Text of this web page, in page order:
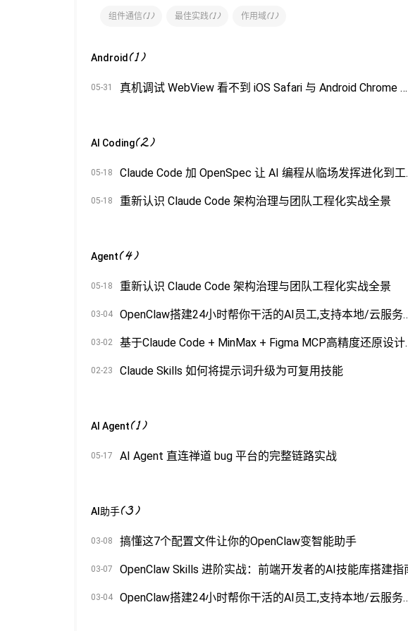
组件通信(1) 最佳实践(1) 作用域(1)
Android (1)
05-31 真机调试 WebView 看不到 iOS Safari 与 Android Chrome 远程调试完整指南
AI Coding(2)
05-18 Claude
05-18 重新认识 Claude Code 架构治理与团队工程化实战全景
Agent(4)
05-18 重新认识 Claude Code 架构治理与团队工程化实战全景
03-04 OpenClaw搭建24小时帮你干活的AI
03-02 基于Claude
02-23 Claude Skills 如何将提示词升级为可复用技能
AI Agent(1)
05-17 AI Agent 直连禅道 bug 平台的完整链路实战
AI助手(3)
03-08 搞懂这7个配置文件让你的OpenClaw变智能助手
03-07 OpenClaw Skills 进阶实战：前端开发者的AI技能库搭建指
03-04 OpenClaw搭建24小时帮你干活的AI